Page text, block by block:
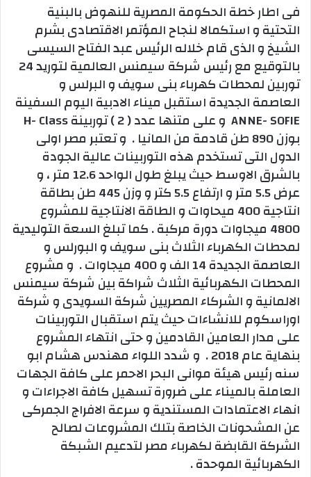
فى اطار خطة الحكومة المصرية للنهوض بالبنية
التحتية و استكمالا لنجاح المؤتمر الاقتصادى بشرم
الشيخ و الذى قام خلاله الرئيس عبد الفتاح السيسى
بالتوقيع مع رئيس شركة سيمنس العالمية لتوريد 24
توربين لمحطات كهرباء بنى سويف و البرلس و
العاصمة الجديدة استقبل ميناء الادبية اليوم السفينة
ANNE- SOFIE و على متنها عدد ( 2 ) توربينة H- Class
بوزن 890 طن قادمة من المانيا . و تعتبر مصر اولى
الدول التى تستخدم هذه التوربينات عالية الجودة
بالشرق الاوسط حيث يبلغ طول الواحد 12.6 متر ، و
عرض 5.5 متر و ارتفاع 5.5 كتر و وزن 445 طن بطاقة
انتاجية 400 ميحاوات و الطاقة الانتاجية للمشروع
4800 ميجاوات دورة مركبة . كما تبلغ السعة التوليدية
لمحطات الكهرباء الثلاث بنى سويف و البورلس و
العاصمة الجديدة 14 الف و 400 ميجاوات . و مشروع
المحطات الكهربائية الثلاث شراكة بين شركة سيمنس
الالمانية و الشركاء المصريين شركة السويدى و شركة
اوراسكوم للانشاءات حيث يتم استقبال التوربينات
على مدار العامين القادمين و حتى انتهاء المشروع
بنهاية عام 2018 . و شدد اللواء مهندس هشام ابو
سنه رئيس هيئة موانى البحر الاحمر على كافة الجهات
العاملة بالميناء على ضرورة تسهيل كافة الاجراءات و
انهاء الاعتمادات المستندية و سرعة الافراج الجمركى
عن المشحونات الخاصة بتلك المشروعات لصالح
الشركة القابضة لكهرباء مصر لتدعيم الشبكة
الكهربائية الموحدة .